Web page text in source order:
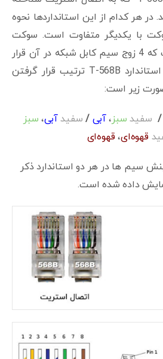
هر کدام از این استانداردها نحوه
با یکدیگر متفاوت است. سوکت
شبکه دارای 8 پین است که 4 زوج سیم کابل شبکه در آن قرار
می گیرد. برای مثال در استاندارد T-568B ترتیب قرار گرفتن
/ سفید سبز،آبی / سفید آبی، سبز
قهوه‌ای، قهوه‌ای
سیم ها در هر دو استاندارد ذکر
داده شده است.